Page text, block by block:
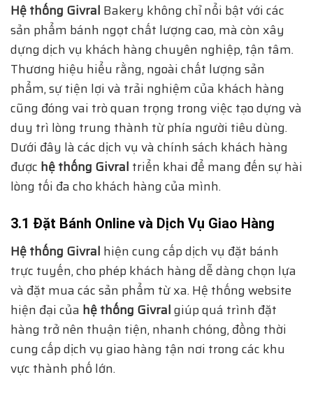
Hệ thống Givral Bakery không chỉ nổi bật với các
sản phẩm bánh ngọt chất lượng cao, mà còn xây
dựng dịch vụ khách hàng chuyên nghiệp, tận tâm.
Thương hiệu hiểu rằng, ngoài chất lượng sản
phẩm, sự tiện lợi và trải nghiệm của khách hàng
cũng đóng vai trò quan trọng trong việc tạo dựng và
duy trì lòng trung thành từ phía người tiêu dùng.
Dưới đây là các dịch vụ và chính sách khách hàng
được hệ thống Givral triển khai để mang đến sự hài
lòng tối đa cho khách hàng của mình.
3.1 Đặt Bánh Online và Dịch Vụ Giao Hàng
Hệ thống Givral hiện cung cấp dịch vụ đặt bánh
trực tuyến, cho phép khách hàng dễ dàng chọn lựa
và đặt mua các sản phẩm từ xa. Hệ thống website
hiện đại của hệ thống Givralgiúp quá trình đặt
hàng trở nên thuận tiện, nhanh chóng, đồng thời
cung cấp dịch vụ giao hàng tận nơi trong các khu
vực thành phố lớn.